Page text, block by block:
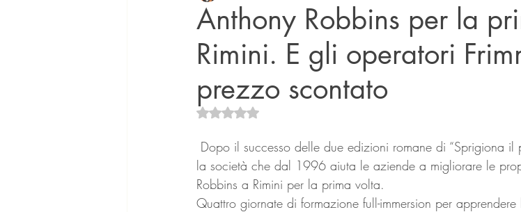
Anthony Robbins per la
Rimini. E gli operatori
prezzo scontato
Valutazione NaN stelle su 5.
la società che dal 1996 aiuta le aziende a migliorare le
Robbins a Rimini per la prima volta.
Quattro giornate di formazione full-immersion per